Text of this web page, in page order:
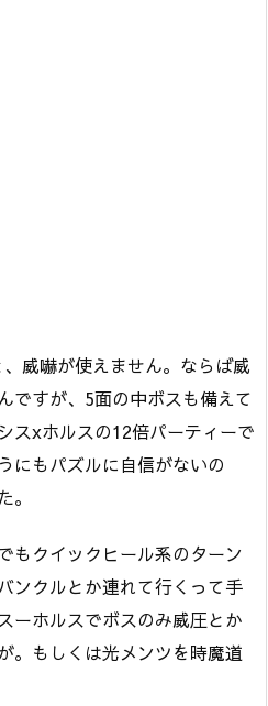
威嚇が使えません。ならば威
ですが、5面の中ボスも備えて
スxホルスの12倍パーティーで
にもパズルに自信がないの
。
もクイックヒール系のターン
ンクルとか連れて行くって手
ーホルスでボスのみ威圧とか
。もしくは光メンツを時魔道